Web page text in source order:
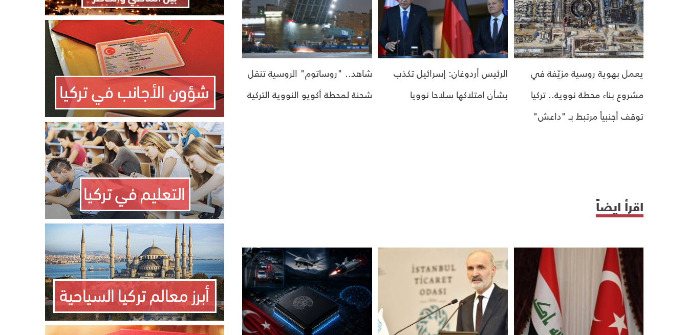
يعمل بهوية روسية مزيّفة في
مشروع بناء محطة نووية.. تركيا
توقف أجنبياً مرتبط بـ "داعش"
الرئيس أردوغان: إسرائيل تكذب
بشأن امتلاكها سلاحا نوويا
شاهد.. "روساتوم" الروسية تنقل
شحنة لمحطة أكويو النووية التركية
اقرأ ايضاً